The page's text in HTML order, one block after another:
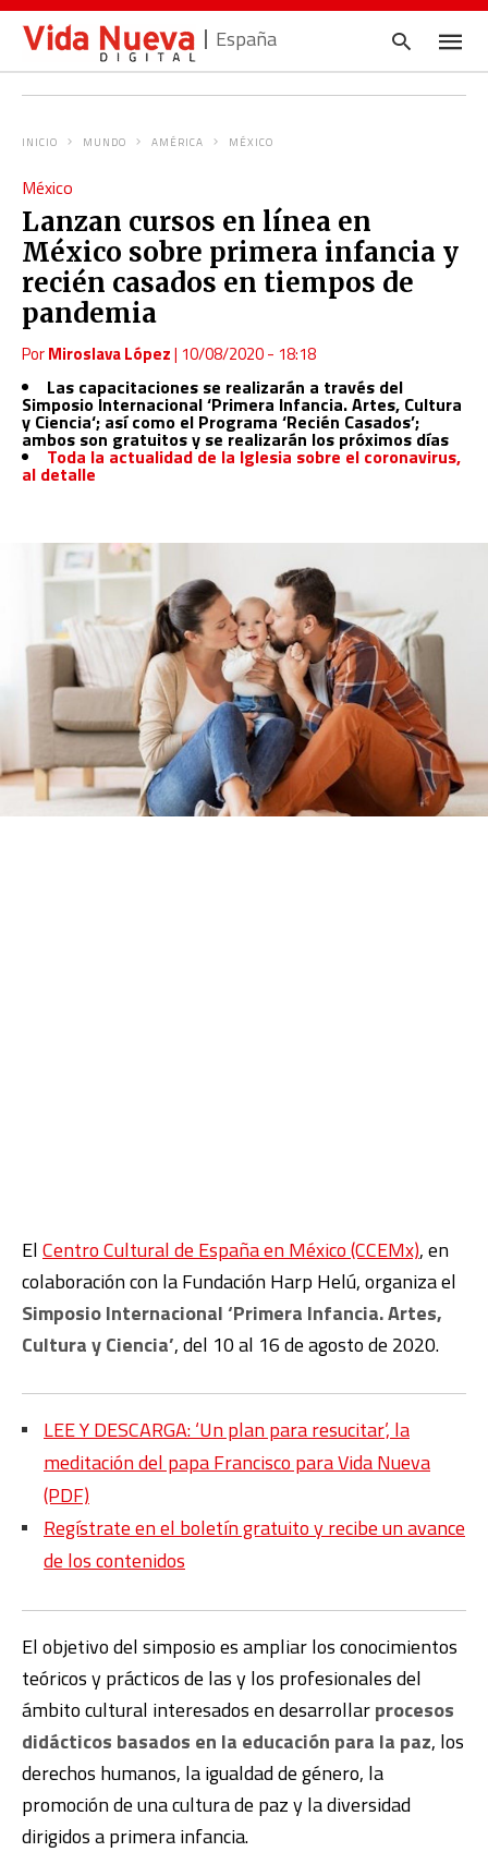
España
pulsa
en
INICIO MUNDO AMÉRICA MÉXICO
México
Lanzan cursos en línea en
México sobre primera infancia y
recién casados en tiempos de
pandemia
PorMiroslava López| 10/08/2020 - 18:18
Las capacitaciones se realizarán a través del
Simposio Internacional ‘Primera Infancia. Artes, Cultura
y Ciencia‘; así como el Programa ‘Recién Casados’;
ambos son gratuitos y se realizarán los próximos días
Toda la actualidad de la Iglesia sobre el coronavirus,
al detalle
ElCentro Cultural de España en México (CCEMx), en
colaboración con la Fundación Harp Helú, organiza el
Simposio Internacional ‘Primera Infancia. Artes,
Cultura y Ciencia’, del 10 al 16 de agosto de 2020.
LEE Y DESCARGA: ‘Un plan para resucitar’, la
meditación del papa Francisco para Vida Nueva
(PDF)
Regístrate en el boletín gratuito y recibe un avance
de los contenidos
El objetivo del simposio es ampliar los conocimientos
teóricos y prácticos de las y los profesionales del
ámbito cultural interesados en desarrollarprocesos
didácticos basados en la educación para la paz, los
derechos humanos, la igualdad de género, la
promoción de una cultura de paz y la diversidad
dirigidos a primera infancia.